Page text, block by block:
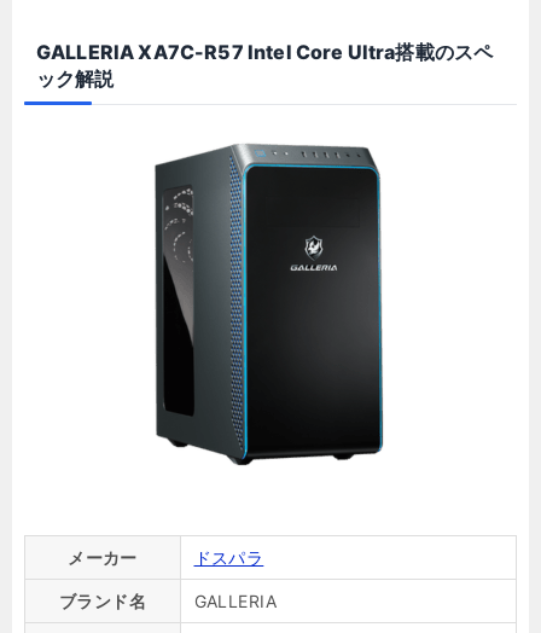
GALLERIA XA7C-R57 Intel Core Ultra搭載のスペ
ック解説
メーカー ドスパラ
ブランド名 GALLERIA